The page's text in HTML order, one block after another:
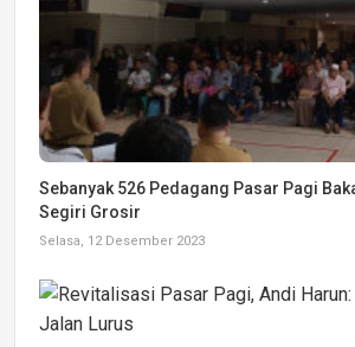
Sebanyak 526 Pedagang Pasar Pagi
Segiri Grosir
Selasa, 12 Desember 2023